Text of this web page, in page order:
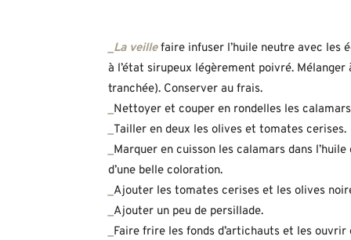
_La veillefaire infuser l’huile neutre avec les
à l’état sirupeux légèrement poivré.
tranchée). Conserver au frais.
Nettoyer et couper en rondelles les
Tailler en deux les olives et tomates cerises.
Marquer en cuisson les calamars dans
d’une belle coloration.
Ajouter les tomates cerises et les olives
Ajouter un peu de persillade.
Faire frire les fonds d’artichauts et les ouvrir